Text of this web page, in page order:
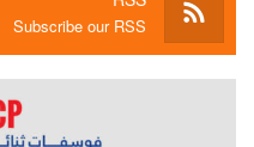
Subscribe our RSS